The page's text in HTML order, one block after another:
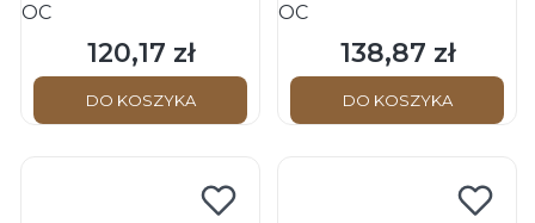
OC
Cena
120,17 zł
DO KOSZYKA
OC
Cena
138,87 zł
DO KOSZYKA